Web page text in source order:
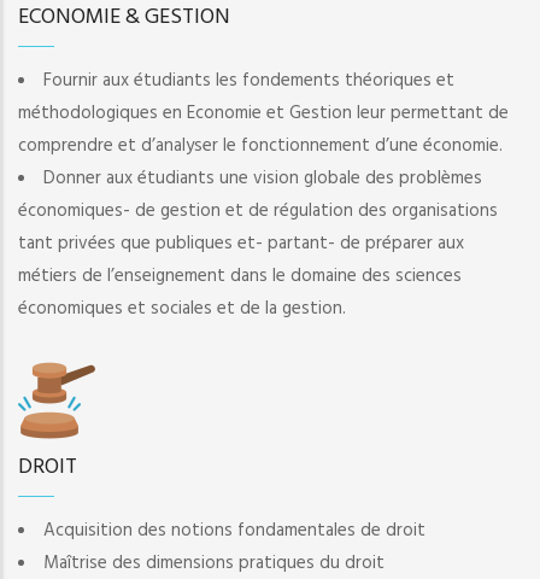
ECONOMIE & GESTION
Fournir aux étudiants les fondements théoriques et
méthodologiques en Economie et Gestion leur permettant de
comprendre et d’analyser le fonctionnement d’une économie.
Donner aux étudiants une vision globale des problèmes
économiques- de gestion et de régulation des organisations
tant privées que publiques et- partant- de préparer aux
métiers de l’enseignement dans le domaine des sciences
économiques et sociales et de la gestion.
DROIT
Acquisition des notions fondamentales de droit
Maîtrise des dimensions pratiques du droit